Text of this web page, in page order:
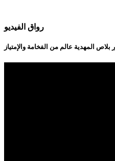
رواق الفيديو
بلاص المهدية عالم من الفخامة والإمتياز